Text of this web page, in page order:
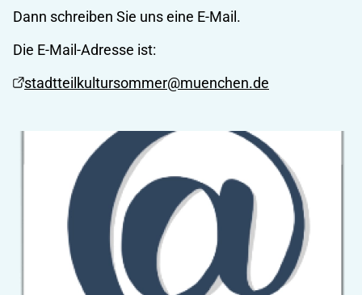
Dann schreiben Sie uns eine E-Mail.
Die E-Mail-Adresse ist:
stadtteilkultursommer@muenchen.de